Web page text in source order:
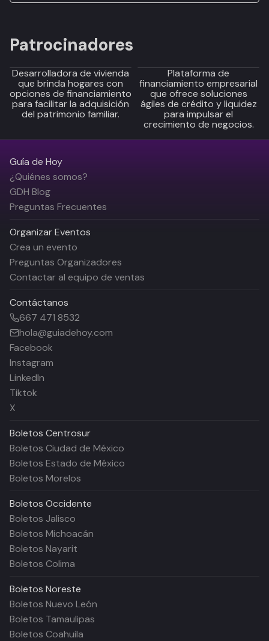
Patrocinadores
Desarrolladora de vivienda
que brinda hogares con
opciones de financiamiento
para facilitar la adquisición
del patrimonio familiar.
Plataforma de
financiamiento empresarial
que ofrece soluciones
ágiles de crédito y liquidez
para impulsar el
crecimiento de negocios.
Guía de Hoy
¿Quiénes somos?
GDH Blog
Preguntas Frecuentes
Organizar Eventos
Crea un evento
Preguntas Organizadores
Contactar al equipo de ventas
Contáctanos
667 471 8532
hola@guiadehoy.com
Facebook
Instagram
LinkedIn
Tiktok
X
Boletos Centrosur
Boletos Ciudad de México
Boletos Estado de México
Boletos Morelos
Boletos Occidente
Boletos Jalisco
Boletos Michoacán
Boletos Nayarit
Boletos Colima
Boletos Noreste
Boletos Nuevo León
Boletos Tamaulipas
Boletos Coahuila